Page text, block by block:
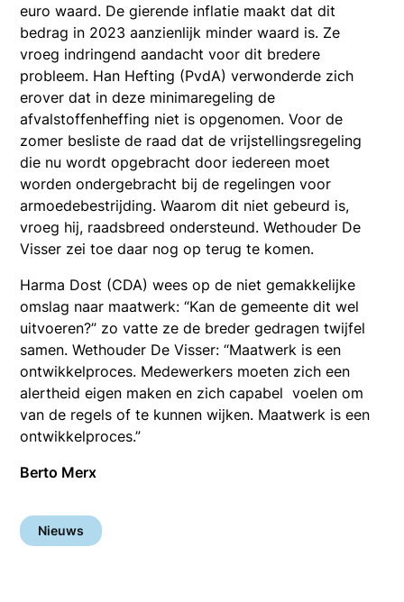
euro waard. De gierende inflatie maakt dat dit
bedrag in 2023 aanzienlijk minder waard is. Ze
vroeg indringend aandacht voor dit bredere
probleem. Han Hefting (PvdA) verwonderde zich
erover dat in deze minimaregeling de
afvalstoffenheffing niet is opgenomen. Voor de
zomer besliste de raad dat de vrijstellingsregeling
die nu wordt opgebracht door iedereen moet
worden ondergebracht bij de regelingen voor
armoedebestrijding. Waarom dit niet gebeurd is,
vroeg hij, raadsbreed ondersteund. Wethouder De
Visser zei toe daar nog op terug te komen.
Harma Dost (CDA) wees op de niet gemakkelijke
omslag naar maatwerk: “Kan de gemeente dit wel
uitvoeren?” zo vatte ze de breder gedragen twijfel
samen. Wethouder De Visser: “Maatwerk is een
ontwikkelproces. Medewerkers moeten zich een
alertheid eigen maken en zich capabel voelen om
van de regels of te kunnen wijken. Maatwerk is een
ontwikkelproces.”
Berto Merx
Nieuws